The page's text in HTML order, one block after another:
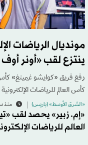
مونديال الرياضات
ينتزع لقب «أونر
رفعَ فريق «كوايشو غيمينغ»
كأس العالم للرياضات الإلكترونية 2026.
«الشرق الأوسط» (باريس) منذ
العالم للرياضات الإلكترونية